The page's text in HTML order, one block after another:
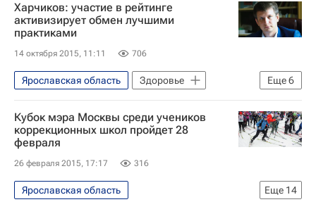
Центральный ФО
Весь мир
Поликлиники России
Харчиков: участие в рейтинге
активизирует обмен лучшими
практиками
14 октября 2015, 11:11 706
Еще6
Ярославская область
Здоровье
Ярославль
Европа
Центральный ФО
Весь мир
Поликлиники России
Кубок мэра Москвы среди учеников
коррекционных школ пройдет 28
февраля
26 февраля 2015, 17:17 316
Еще 14
Ярославская область